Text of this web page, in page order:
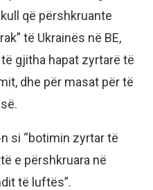
që përshkruante
të Ukrainës në BE,
gjitha hapat zyrtarë të
dhe për masat për të
si “botimin zyrtar të
e përshkruara në
të luftës”.